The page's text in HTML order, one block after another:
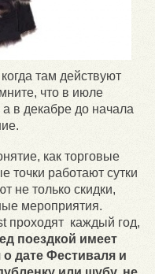
там действуют
что в июле
в декабре до начала
как торговые
точки работают сутки
не только скидки,
мероприятия.
проходят каждый год,
поездкой имеет
дате Фестиваля и